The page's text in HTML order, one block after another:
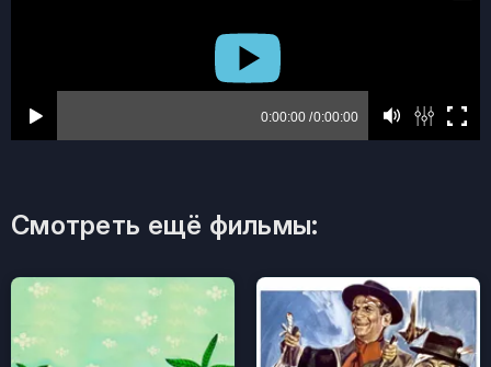
Смотреть ещё фильмы: